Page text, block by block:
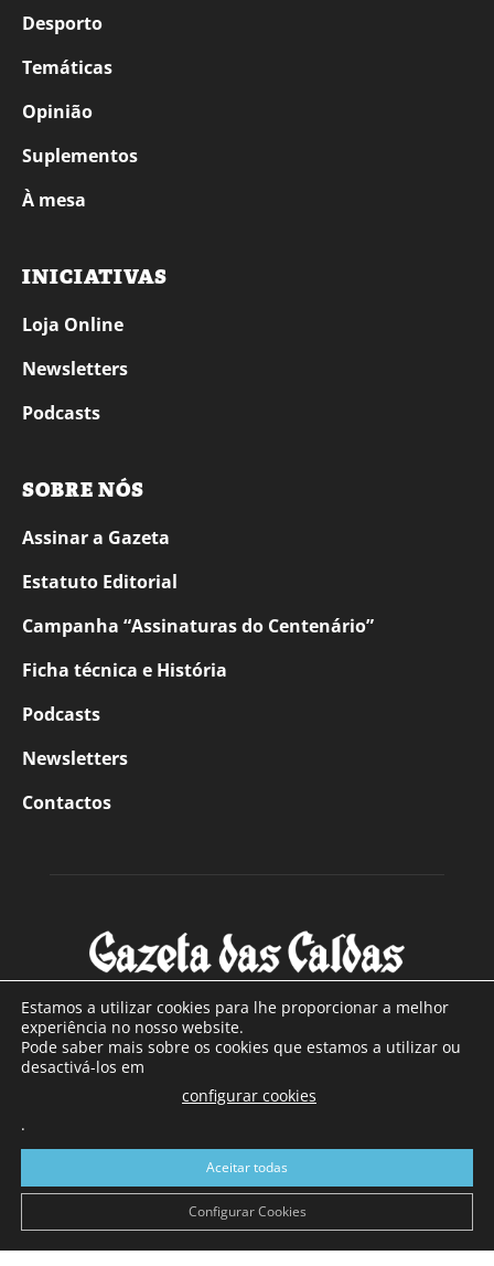
Desporto
Temáticas
Opinião
Suplementos
À mesa
INICIATIVAS
Loja Online
Newsletters
Podcasts
SOBRE NÓS
Assinar a Gazeta
Estatuto Editorial
Campanha “Assinaturas do Centenário”
Ficha técnica e História
Podcasts
Newsletters
Contactos
SOBRE NÓS
Com sede nas Caldas da Rainha e mais de 90 anos de
a sul de distrito de Leiria, com mais de 40.000 leitores por
toda a região Oeste. Jornal com distribuição em Portugal
Continental e assinatura online.
Estamos a utilizar cookies para lhe proporcionar a melhor
experiência no nosso website.
Pode saber mais sobre os cookies que estamos a utilizar ou
desactivá-los em
configurar cookies
.
Aceitar todas
Configurar Cookies